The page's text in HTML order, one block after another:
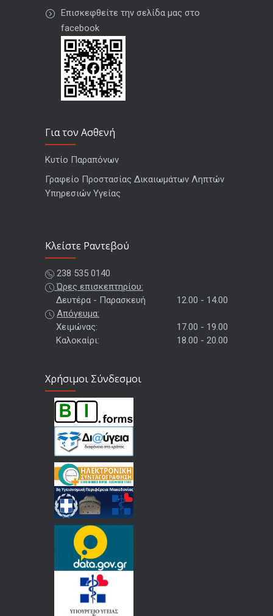
Επισκεφθείτε την σελίδα μας στο
facebook
Για τον Ασθενή
Κυτίο Παραπόνων
Γραφείο Προστασίας Δικαιωμάτων Ληπτών
Υπηρεσιών Υγείας
Kλείστε Ραντεβού
238 535 0140
Ώρες επισκεπτηρίου:
Δευτέρα - Παρασκευή
12.00 - 14.00
Απόγευμα:
Χειμώνας:
17.00 - 19.00
Καλοκαίρι:
18.00 - 20.00
Χρήσιμοι Σύνδεσμοι